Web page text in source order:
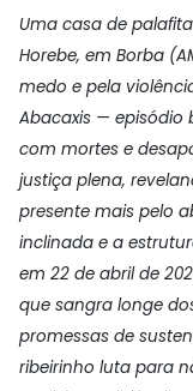
Uma casa de
Horebe, em Borba
medo e pela
Abacaxis — episódio
com mortes e
justiça plena,
presente mais pelo
inclinada e a
em 22 de abril de
que sangra longe
promessas de
ribeirinho luta para